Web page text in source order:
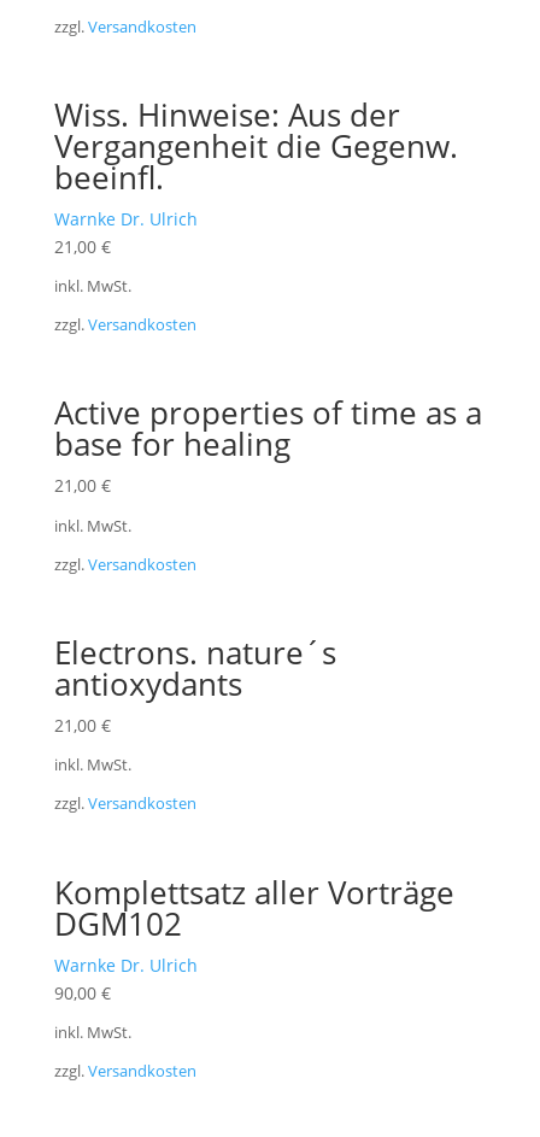
zzgl.Versandkosten
Wiss. Hinweise: Aus der
Vergangenheit die Gegenw.
beeinfl.
Warnke Dr. Ulrich
21,00 €
inkl. MwSt.
zzgl.Versandkosten
Active properties of time as a
base for healing
21,00 €
inkl. MwSt.
zzgl.Versandkosten
Electrons. nature´s
antioxydants
21,00 €
inkl. MwSt.
zzgl.Versandkosten
Komplettsatz aller Vorträge
DGM102
Warnke Dr. Ulrich
90,00 €
inkl. MwSt.
zzgl.Versandkosten